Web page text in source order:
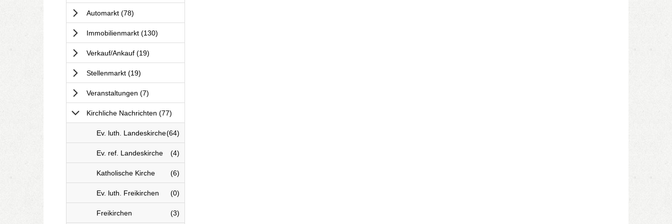
Automarkt (78Anzeigen
)
Immobilienmarkt (130Anzeigen
)
Verkauf/Ankauf (19Anzeigen
)
Stellenmarkt (19Anzeigen
)
Veranstaltungen (7Anzeigen
)
Kirchliche Nachrichten (77Anzeigen
)
K
i
r
c
h
l
i
c
h
Ev. luth. Landeskirche(64Anzeigen
)
K
i
r
c
h
l
i
Ev. ref. Landeskirche (4Anzeigen
)
K
i
r
c
h
Katholische Kirche (6Anzeigen
)
K
i
r
Ev. luth. Freikirchen (0Anzeigen
)
K
Freikirchen (3Anzeigen
)